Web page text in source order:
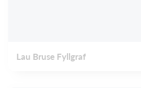
Lau Bruse Fyllgraf